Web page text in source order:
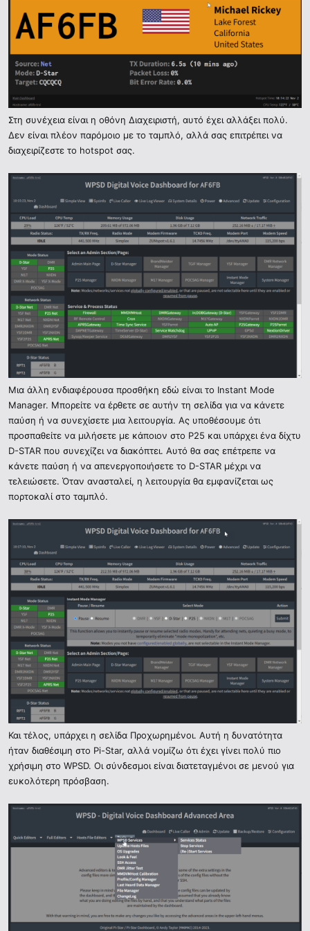
Στη συνέχεια είναι η οθόνη Διαχειριστή, αυτό έχει αλλάξει πολύ.
Δεν είναι πλέον παρόμοιο με το ταμπλό, αλλά σας επιτρέπει να
διαχειρίζεστε το hotspot σας.
Μια άλλη ενδιαφέρουσα προσθήκη εδώ είναι το Instant Mode
Manager. Μπορείτε να έρθετε σε αυτήν τη σελίδα για να κάνετε
παύση ή να συνεχίσετε μια λειτουργία. Ας υποθέσουμε ότι
προσπαθείτε να μιλήσετε με κάποιον στο P25 και υπάρχει ένα δίχτυ
D-STAR που συνεχίζει να διακόπτει. Αυτό θα σας επέτρεπε να
κάνετε παύση ή να απενεργοποιήσετε το D-STAR μέχρι να
τελειώσετε. Όταν ανασταλεί, η λειτουργία θα εμφανίζεται ως
πορτοκαλί στο ταμπλό.
Και τέλος, υπάρχει η σελίδα Προχωρημένοι. Αυτή η δυνατότητα
ήταν διαθέσιμη στο Pi-Star, αλλά νομίζω ότι έχει γίνει πολύ πιο
χρήσιμη στο WPSD. Οι σύνδεσμοι είναι διατεταγμένοι σε μενού για
ευκολότερη πρόσβαση.